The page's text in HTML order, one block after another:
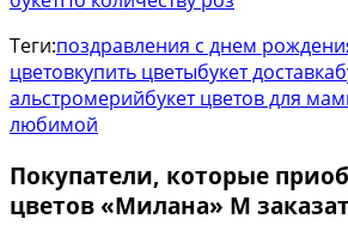
Теги:поздравления с днем
цветовкупить цветыбукет доставка
альстромерийбукет цветов для
любимой
Покупатели, которые
цветов «Милана» М